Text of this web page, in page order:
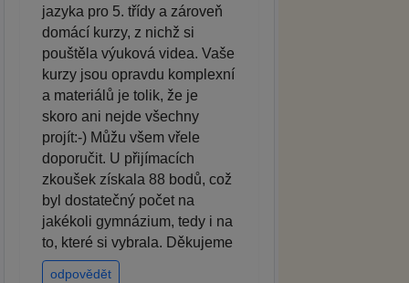
jazyka pro 5. třídy a zároveň
domácí kurzy, z nichž si
pouštěla výuková videa. Vaše
kurzy jsou opravdu komplexní
a materiálů je tolik, že je
skoro ani nejde všechny
projít:-) Můžu všem vřele
doporučit. U přijímacích
zkoušek získala 88 bodů, což
byl dostatečný počet na
jakékoli gymnázium, tedy i na
to, které si vybrala. Děkujeme
odpovědět